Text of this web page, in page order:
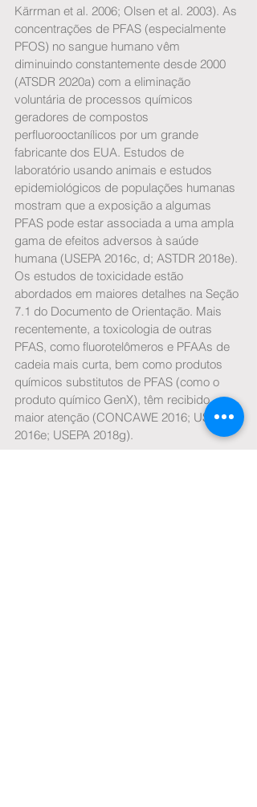
Kärrman et al. 2006; Olsen et al. 2003). As
concentrações de PFAS (especialmente
PFOS) no sangue humano vêm
diminuindo constantemente desde 2000
(ATSDR 2020a) com a eliminação
voluntária de processos químicos
geradores de compostos
perfluorooctanílicos por um grande
fabricante dos EUA. Estudos de
laboratório usando animais e estudos
epidemiológicos de populações humanas
mostram que a exposição a algumas
PFAS pode estar associada a uma ampla
gama de efeitos adversos à saúde
humana (USEPA 2016c, d; ASTDR 2018e).
Os estudos de toxicidade estão
abordados em maiores detalhes na Seção
7.1 do Documento de Orientação. Mais
recentemente, a toxicologia de outras
PFAS, como fluorotelômeros e PFAAs de
cadeia mais curta, bem como produtos
químicos substitutos de PFAS (como o
produto químico GenX), têm recibido
maior atenção (CONCAWE 2016; USEPA
2016e; USEPA 2018g).